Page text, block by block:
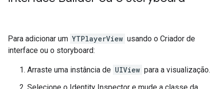
Para adicionar um YTPlayerView usando o Criador de
interface ou o storyboard:
Arraste uma instância de UIView para a visualização.